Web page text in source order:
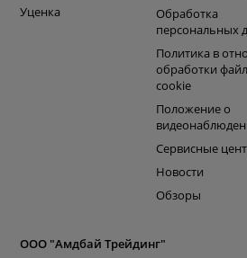
Уценка
Обработка
персональных
Политика в
обработки
cookie
Положение о
Сервисные
Новости
Обзоры
ООО "Амдбай Трейдинг"